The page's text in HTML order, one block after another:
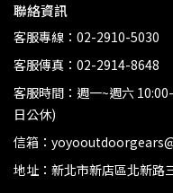
聯絡資訊
客服專線：02-2910-5030
客服傳真：02-2914-8648
客服時間：週一~週六
日公休)
信箱：
地址：新北市新店區北新路